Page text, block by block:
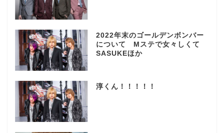
2022年末のゴールデンボンバー
について Mステで女々しくて
SASUKEほか
淳くん！！！！！